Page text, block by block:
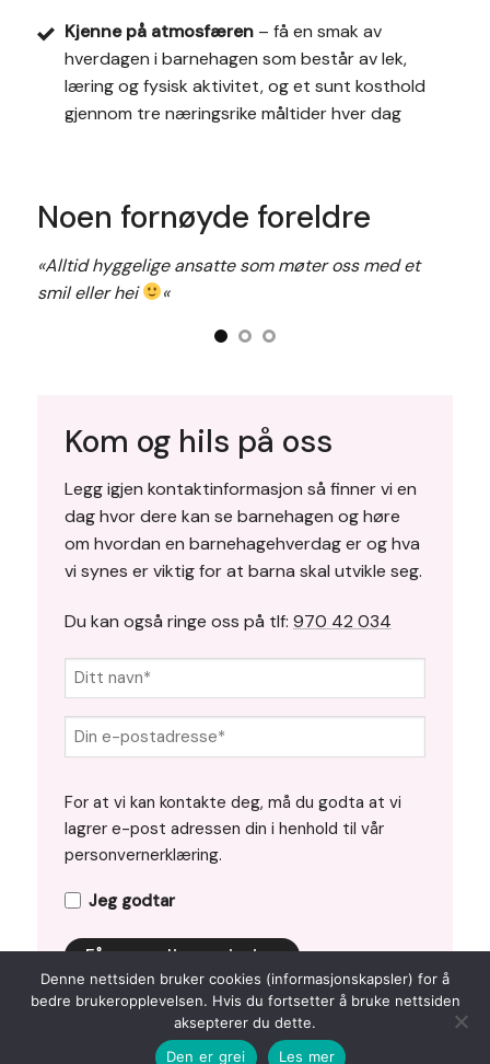
Kjenne på atmosfæren– få en smak av
hverdagen i barnehagen som består av lek,
læring og fysisk aktivitet, og et sunt kosthold
gjennom tre næringsrike måltider hver dag
Noen fornøyde foreldre
«Alltid hyggelige ansatte som møter oss med et
smil eller hei
«
Kom og hils på oss
Legg igjen kontaktinformasjon så finner vi en
dag hvor dere kan se barnehagen og høre
om hvordan en barnehagehverdag er og hva
vi synes er viktig for at barna skal utvikle seg.
Du kan også ringe oss på tlf: 970 42 034
Ditt
navn*
(Påkrevd)
Din
e-
(Påkrevd)
GODTAR
(PÅKREVD)
For at vi kan kontakte deg, må du godta at vi
lagrer e-post adressen din i henhold til vår
personvernerklæring.
Jeg godtar
Denne nettsiden bruker cookies (informasjonskapsler) for å
bedre brukeropplevelsen. Hvis du fortsetter å bruke nettsiden
aksepterer du dette.
Den er grei
Les mer